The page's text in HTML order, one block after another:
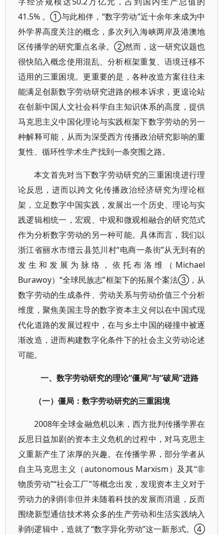
41.5% 。①与此相伴，“数字劳动”近十余年来成为中
外学界高度关注的概念，多次列入海峡两岸及港澳地
区传播学的研究重点名录。②然而，这一研究议题也
很快陷入概念使用混乱、分析框架重复、语境迁移不
适用的三重困境。更重要的是，各种改造方案往往未
能满足创新数字劳动研究进路的根本诉求，更遑论站
在创新中国人文社会科学自主知识体系的高度，提供
马克思主义中国化理论与实践框架下数字劳动的另一
种解释可能，从而为深受西方传播政治研究影响的重
复性、循环性学术生产找到一条突围之路。
本文首先对当下数字劳动研究的三重困境进行理
论反思，进而以跨文化传播政治经济研究为理论框
架，立足数字中国实践，发展出一个历史、理论与实
践逻辑相统一，宏观、中观和微观相融合的研究范式
作为分析数字劳动的另一种可能。具体而言，我们以
浙江省丽水市缙云县笕川村“电商一条街”从无到有的
发生和发展为脉络，依托布洛维（Michael
Burawoy）“全球民族志”框架下的拓展个案法③，从
数字劳动的生成条件、劳动关系与劳动价值三个分析
维度，聚焦美国主导的数字资本主义何以在中国式现
代化道路的发展过程中，在与乡土中国的碰撞中被逐
渐改造，进而构建数字化条件下的社会主义劳动论述
可能。
一、数字劳动研究的理论“僵局”与“破局”进路
（一）僵局：数字劳动研究的三重困境
2008年全球金融危机以来，西方批判传播学界在
反思日益加剧的资本主义危机的过程中，对马克思主
义重新产生了浓厚的兴趣。在传播学界，部分学者从
自主马克思主义（autonomous Marxism）及其“非
物质劳动”“社会工厂”等概念出发，发现资本主义对于
劳动力的剥削非但并未随着科技的发展而消退，反而
围绕新型通信技术将众多的生产劳动和生活实践纳入
剥削逻辑中，造就了“数字异化劳动”这一新形式。④